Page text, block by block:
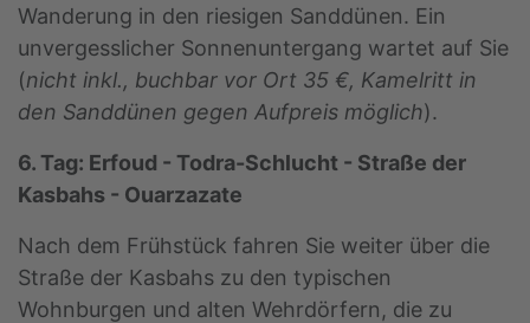
Wanderung in den riesigen Sanddünen. Ein
unvergesslicher Sonnenuntergang wartet auf Sie
(nicht inkl., buchbar vor Ort 35 €, Kamelritt in
den Sanddünen gegen Aufpreis möglich).
6. Tag: Erfoud - Todra-Schlucht - Straße der
Kasbahs - Ouarzazate
Nach dem Frühstück fahren Sie weiter über die
Straße der Kasbahs zu den typischen
Wohnburgen und alten Wehrdörfern, die zu